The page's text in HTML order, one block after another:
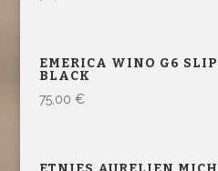
EMERICA WINO G6
BLACK
75,00 €